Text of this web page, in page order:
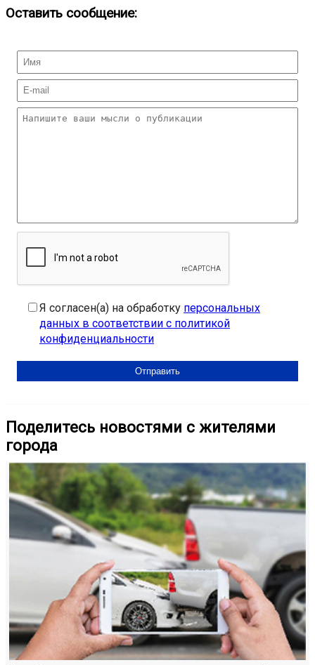
Оставить сообщение:
Я согласен(а) на обработку персональных
данных в соответствии с политикой
конфиденциальности
Поделитесь новостями с жителями
города